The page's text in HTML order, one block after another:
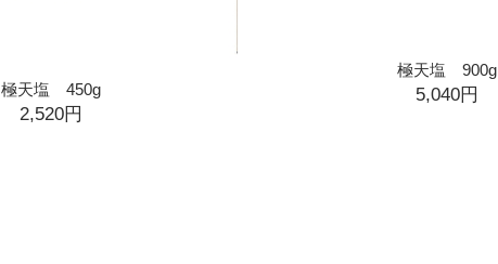
極天塩 450g
2,520円
極天塩 900g
5,040円